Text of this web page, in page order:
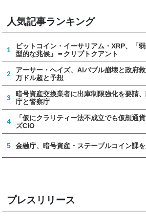
人気記事ランキング
1
ビットコイン・イーサリアム・XRP、「
型的な兆候」＝クリプトクアント
2
アーサー・ヘイズ、AIバブル崩壊と政府
万ドル超と予想
3
暗号資産交換業者に出庫制限強化を要請
庁と警察庁
4
「仮にクラリティー法不成立でも仮想通
ズCIO
5 金融庁、暗号資産・ステーブルコイン課
プレスリリース